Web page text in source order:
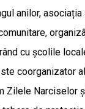
anilor,
cu școlile
coorganizator
Zilele Narciselor